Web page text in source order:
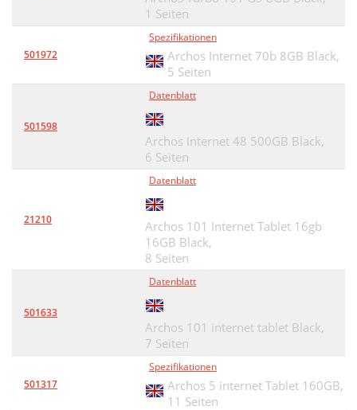
1 Seiten
501972
Spezifikationen
Archos Internet 70b 8GB Black,
5 Seiten
501598
Datenblatt
Archos Internet 48 500GB Black,
6 Seiten
21210
Datenblatt
Archos 101 Internet Tablet 16gb
16GB Black,
8 Seiten
501633
Datenblatt
Archos 101 internet tablet Black,
7 Seiten
501317
Spezifikationen
Archos 5 internet Tablet 160GB,
11 Seiten